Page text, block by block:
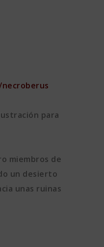
para
miembros de
un desierto
unas ruinas